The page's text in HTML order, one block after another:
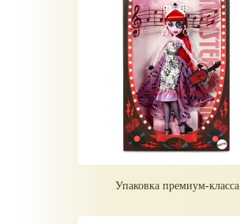
Упаковка премиум-класса